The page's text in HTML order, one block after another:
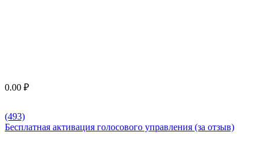
0.00 ₽
(493)
Бесплатная активация голосового управления (за отзыв)